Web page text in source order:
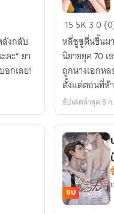
งกลับ
คะ” ยา
อกเลย!
ทะลุ
มิติ
มา
เป็น
ภรรยา
ชาวนา
ใน
ยุค
70's
15 5K 3 0
หลี่ซูซูตื่นขึ้นม
นิยายยุค 70 เ
ถูกนางเอกห
ตั้งแต่ตอนที่ห้า
อัปเดตล่าสุด 8
จบ